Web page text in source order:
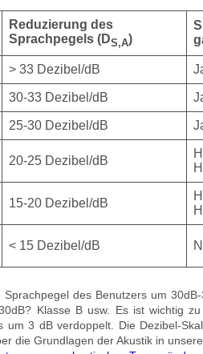
Reduzierung des
Sprachpegels (DS,A)
> 33 Dezibel/dB
30-33 Dezibel/dB
25-30 Dezibel/dB
20-25 Dezibel/dB
15-20 Dezibel/dB
< 15 Dezibel/dB
Sprachpegel des Benutzers um
Klasse B usw. Es ist wichtig
um 3 dB verdoppelt. Die Dezibel-
die Grundlagen der Akustik in